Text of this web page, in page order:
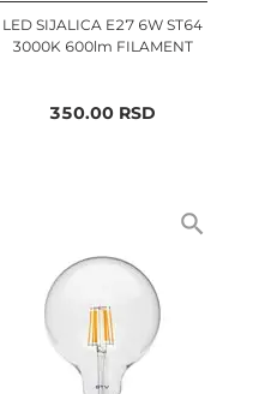
LED SIJALICA E27 6W ST64
3000K 600lm FILAMENT
350.00RSD